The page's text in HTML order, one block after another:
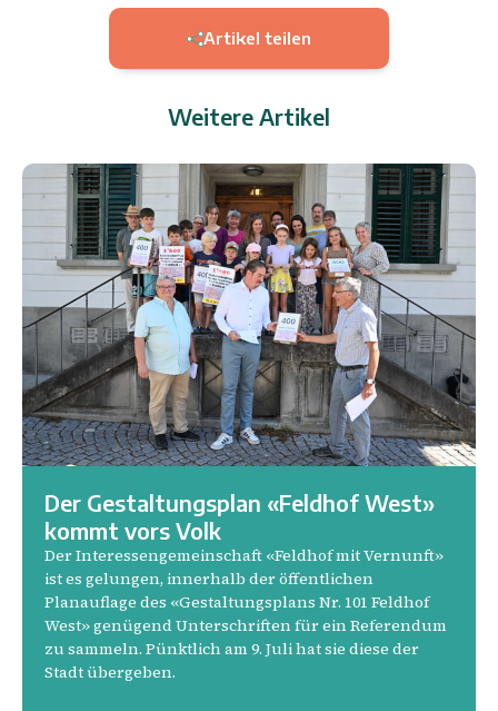
Artikel teilen
Weitere Artikel
Der Gestaltungsplan «Feldhof West»
kommt vors Volk
Der Interessengemeinschaft «Feldhof mit Vernunft»
ist es gelungen, innerhalb der öffentlichen
Planauflage des «Gestaltungsplans Nr. 101 Feldhof
West» genügend Unterschriften für ein Referendum
zu sammeln. Pünktlich am 9. Juli hat sie diese der
Stadt übergeben.